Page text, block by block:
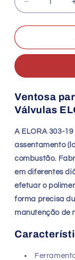
Diminuir
a
quantidade
ELORA
Ventosa
de
19
×
22
mm
Ventosa
Válvulas
A ELORA 303-
assentamento
combustão.
em diferentes
efetuar o
forma precisa
manutenção de